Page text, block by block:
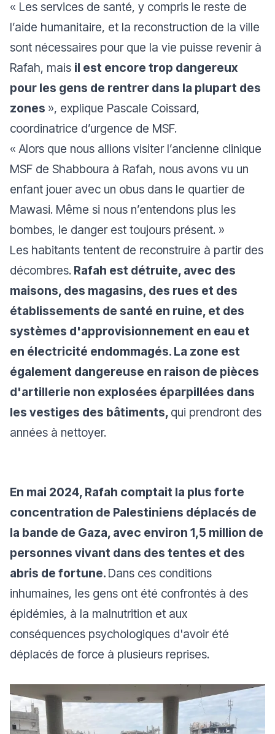
« Les services de santé, y compris le reste de
l’aide humanitaire, et la reconstruction de la ville
sont nécessaires pour que la vie puisse revenir à
Rafah, mais il est encore trop dangereux
pour les gens de rentrer dans la plupart des
zones », explique Pascale Coissard,
coordinatrice d’urgence de MSF.
«Alors que nous allions visiter l’ancienne clinique
MSF de Shabboura à Rafah, nous avons vu un
enfant jouer avec un obus dans le quartier de
Mawasi. Même si nous n’entendons plus les
bombes, le danger est toujours présent. »
Les habitants tentent de reconstruire à partir des
décombres. Rafah est détruite, avec des
maisons, des magasins, des rues et des
établissements de santé en ruine, et des
systèmes d'approvisionnement en eau et
en électricité endommagés. La zone est
également dangereuse en raison de pièces
d'artillerie non explosées éparpillées dans
les vestiges des bâtiments, qui prendront des
années à nettoyer.
En mai 2024, Rafah comptait la plus forte
concentration de Palestiniens déplacés de
la bande de Gaza, avec environ 1,5 million de
personnes vivant dans des tentes et des
abris de fortune. Dans ces conditions
inhumaines, les gens ont été confrontés à des
épidémies, à la malnutrition et aux
conséquences psychologiques d'avoir été
déplacés de force à plusieurs reprises.